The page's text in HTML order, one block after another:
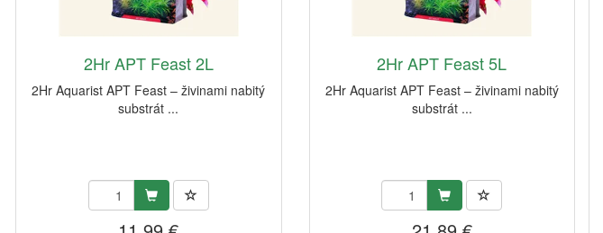
2Hr APT Feast 2L
2Hr Aquarist APT Feast – živinami nabitý
substrát ...
2Hr APT Feast 5L
2Hr Aquarist APT Feast – živinami nabitý
substrát ...